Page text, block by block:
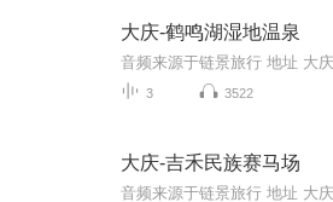
大庆-鹤鸣湖湿地温泉
3 3522
大庆-吉禾民族赛马场